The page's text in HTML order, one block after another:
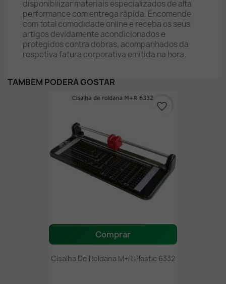
disponibilizar materiais especializados de alta
performance com entrega rápida. Encomende
com total comodidade online e receba os seus
artigos devidamente acondicionados e
protegidos contra dobras, acompanhados da
respetiva fatura corporativa emitida na hora.
TAMBÉM PODERÁ GOSTAR
Comprar
Cisalha De Roldana M+R Plastic 6332
favorite_border